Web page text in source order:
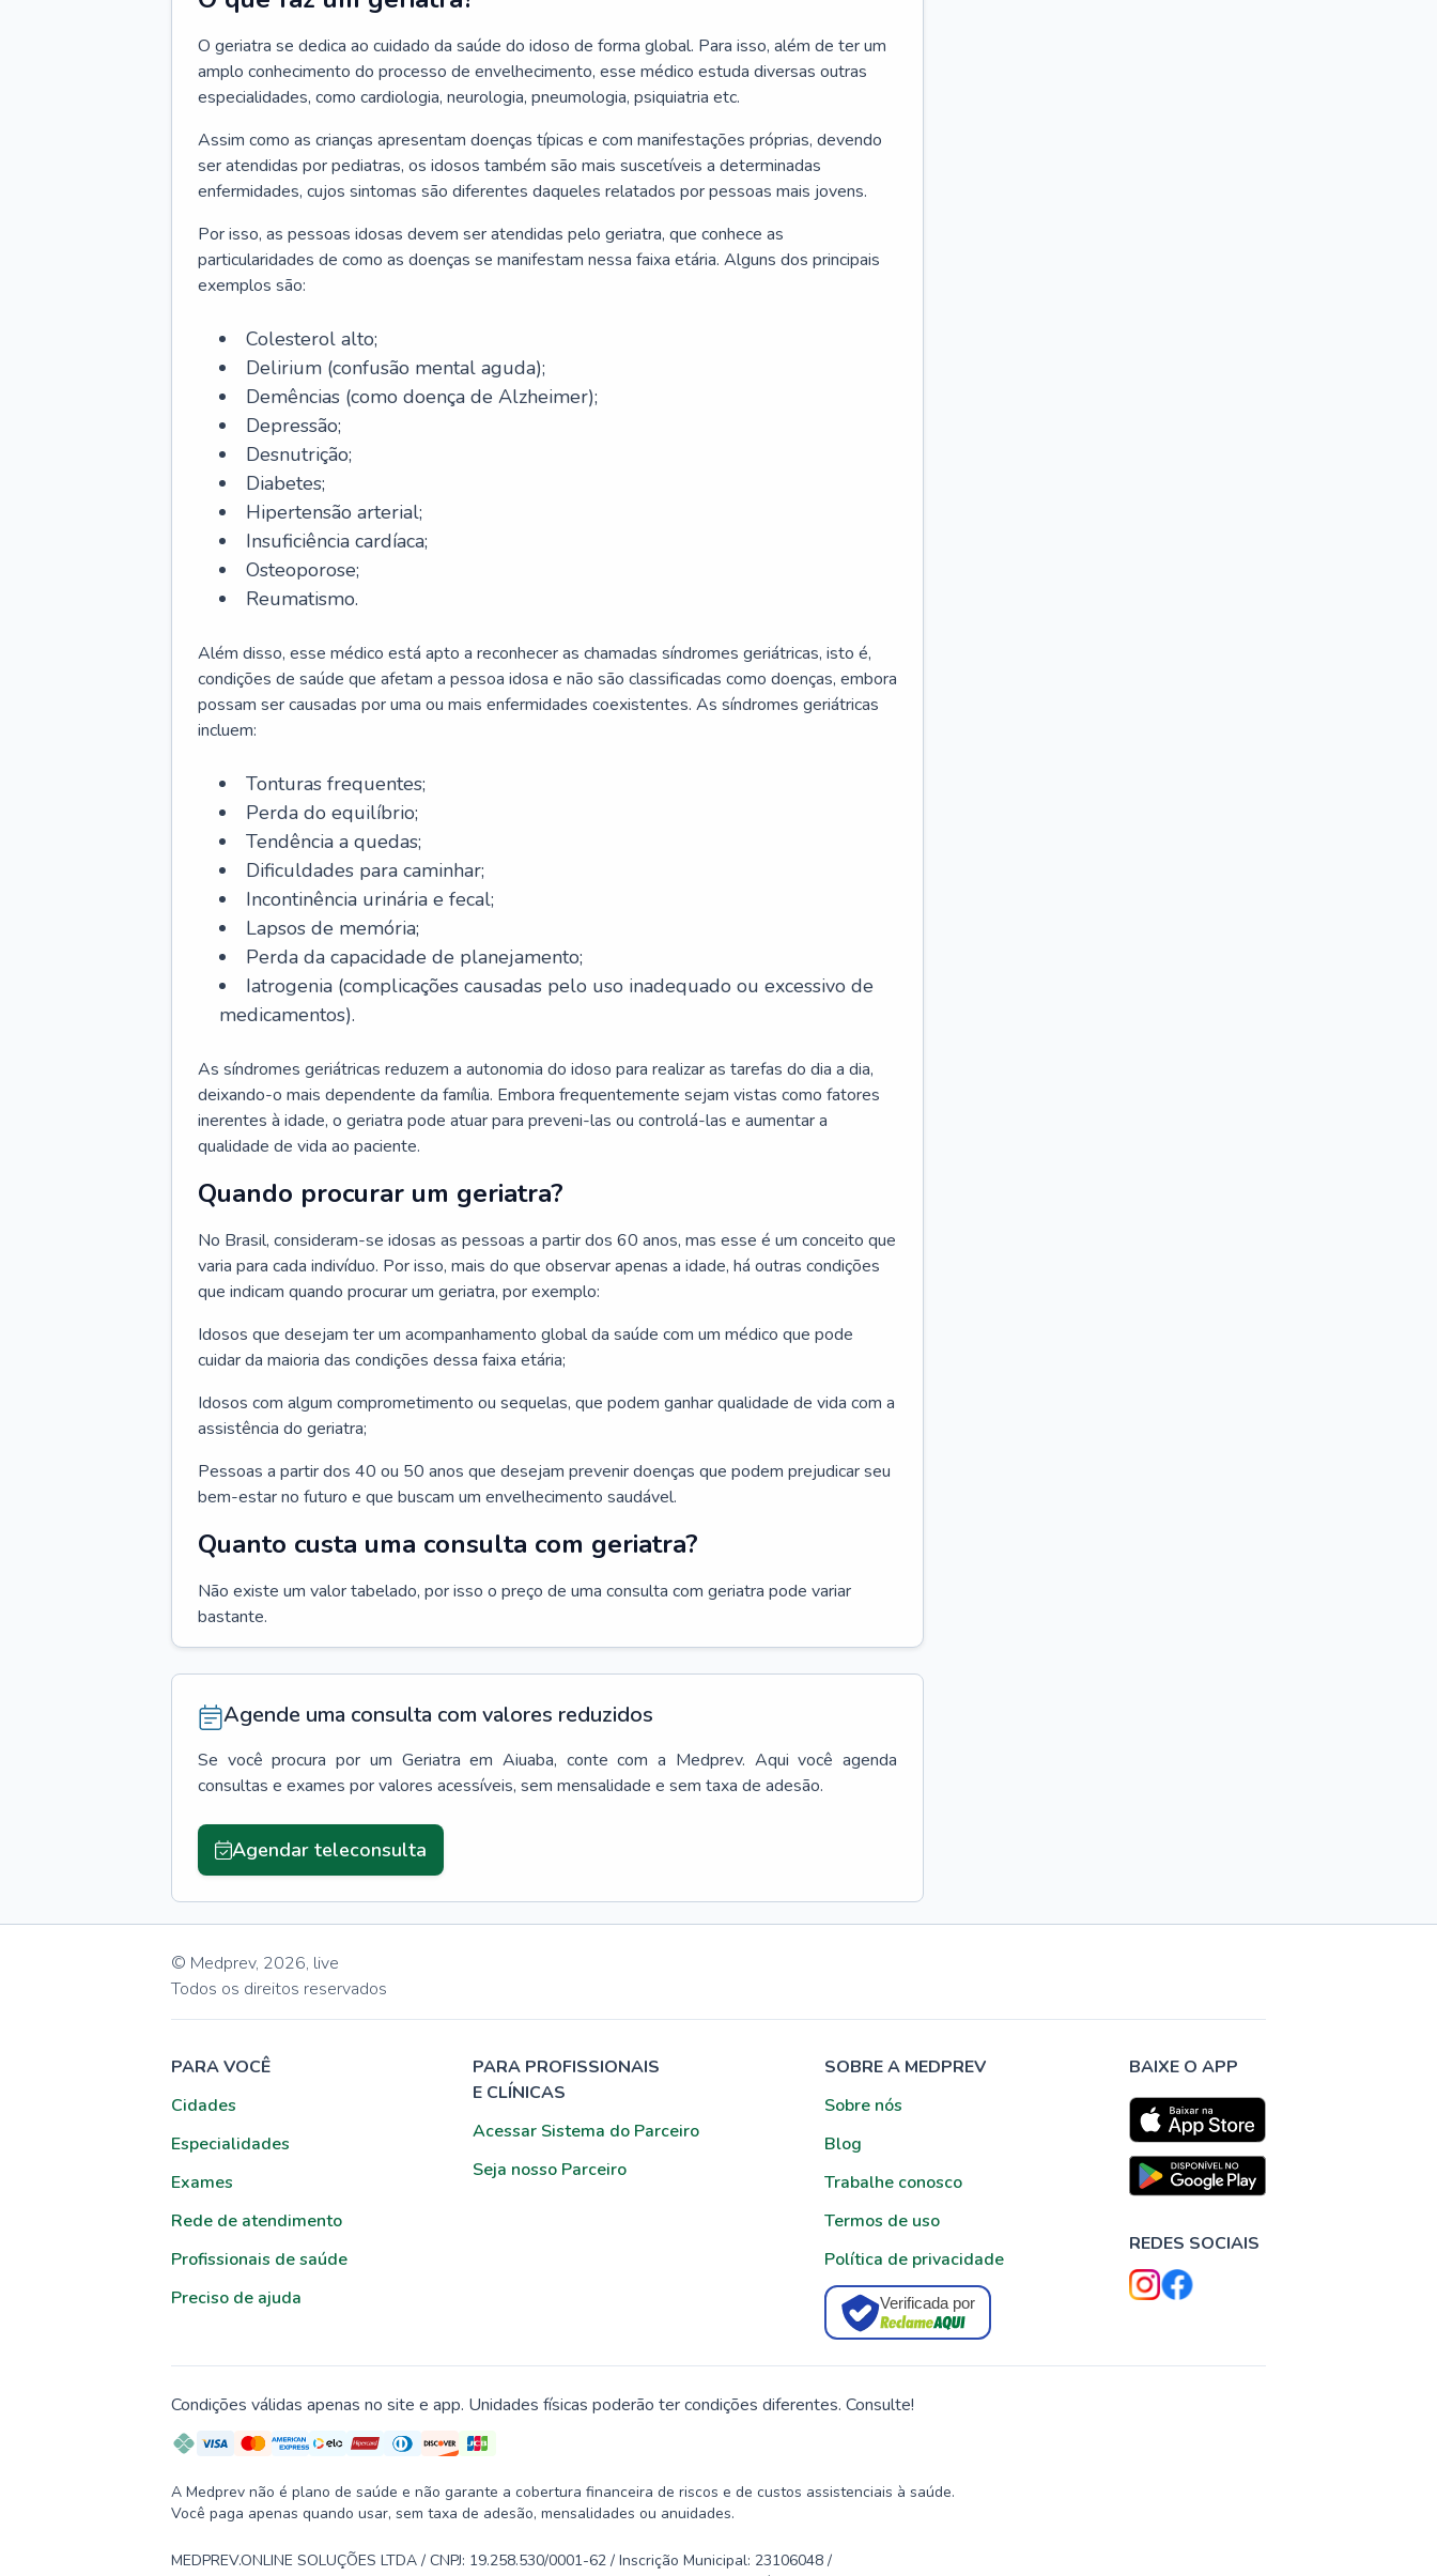
O geriatra se dedica ao cuidado da saúde do idoso de forma global. Para isso, além de ter um
amplo conhecimento do processo de envelhecimento, esse médico estuda diversas outras
especialidades, como cardiologia, neurologia, pneumologia, psiquiatria etc.
Assim como as crianças apresentam doenças típicas e com manifestações próprias, devendo
ser atendidas por pediatras, os idosos também são mais suscetíveis a determinadas
enfermidades, cujos sintomas são diferentes daqueles relatados por pessoas mais jovens.
Por isso, as pessoas idosas devem ser atendidas pelo geriatra, que conhece as
particularidades de como as doenças se manifestam nessa faixa etária. Alguns dos principais
exemplos são:
Colesterol alto;
Delirium (confusão mental aguda);
Demências (como doença de Alzheimer);
Depressão;
Desnutrição;
Diabetes;
Hipertensão arterial;
Insuficiência cardíaca;
Osteoporose;
Reumatismo.
Além disso, esse médico está apto a reconhecer as chamadas síndromes geriátricas, isto é,
condições de saúde que afetam a pessoa idosa e não são classificadas como doenças, embora
possam ser causadas por uma ou mais enfermidades coexistentes. As síndromes geriátricas
incluem:
Tonturas frequentes;
Perda do equilíbrio;
Tendência a quedas;
Dificuldades para caminhar;
Incontinência urinária e fecal;
Lapsos de memória;
Perda da capacidade de planejamento;
Iatrogenia (complicações causadas pelo uso inadequado ou excessivo de
medicamentos).
As síndromes geriátricas reduzem a autonomia do idoso para realizar as tarefas do dia a dia,
deixando-o mais dependente da família. Embora frequentemente sejam vistas como fatores
inerentes à idade, o geriatra pode atuar para preveni-las ou controlá-las e aumentar a
qualidade de vida ao paciente.
Quando procurar um geriatra?
No Brasil, consideram-se idosas as pessoas a partir dos 60 anos, mas esse é um conceito que
varia para cada indivíduo. Por isso, mais do que observar apenas a idade, há outras condições
que indicam quando procurar um geriatra, por exemplo:
Idosos que desejam ter um acompanhamento global da saúde com um médico que pode
cuidar da maioria das condições dessa faixa etária;
Idosos com algum comprometimento ou sequelas, que podem ganhar qualidade de vida com a
assistência do geriatra;
Pessoas a partir dos 40 ou 50 anos que desejam prevenir doenças que podem prejudicar seu
bem-estar no futuro e que buscam um envelhecimento saudável.
Quanto custa uma consulta com geriatra?
Não existe um valor tabelado, por isso o preço de uma consulta com geriatra pode variar
bastante.
Agende uma consulta com valores reduzidos
Se você procura por um Geriatra em Aiuaba, conte com a Medprev. Aqui você agenda
consultas e exames por valores acessíveis, sem mensalidade e sem taxa de adesão.
Agendar teleconsulta
© Medprev, 2026, live
Todos os direitos reservados
PARA VOCÊ
Cidades
Especialidades
Exames
Rede de atendimento
Profissionais de saúde
Preciso de ajuda
PARA PROFISSIONAIS
E CLÍNICAS
Acessar Sistema do Parceiro
Seja nosso Parceiro
SOBRE A MEDPREV
Sobre nós
Blog
Trabalhe conosco
Termos de uso
Política de privacidade
Verificada por
BAIXE O APP
REDES SOCIAIS
Condições válidas apenas no site e app. Unidades físicas poderão ter condições diferentes. Consulte!
A Medprev não é plano de saúde e não garante a cobertura financeira de riscos e de custos assistenciais à saúde.
Você paga apenas quando usar, sem taxa de adesão, mensalidades ou anuidades.
MEDPREV.ONLINE SOLUÇÕES LTDA / CNPJ: 19.258.530/0001-62 / Inscrição Municipal: 23106048 /